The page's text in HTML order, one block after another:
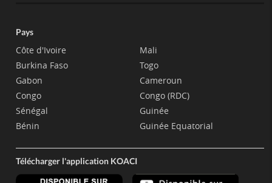
Pays
Côte d'Ivoire
Burkina Faso
Gabon
Congo
Sénégal
Bénin
Mali
Togo
Cameroun
Congo (RDC)
Guinée
Guinée Equatorial
Télécharger l'application KOACI